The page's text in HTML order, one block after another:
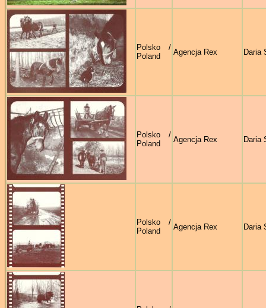
Polsko /
Poland
Agencja Rex Daria
Polsko /
Poland
Agencja Rex Daria
Polsko /
Poland
Agencja Rex Daria